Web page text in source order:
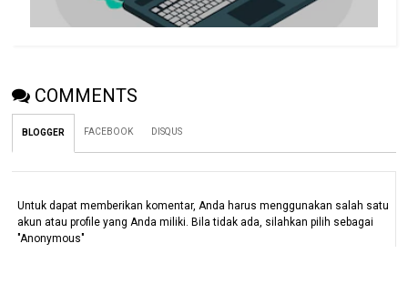
COMMENTS
BLOGGER FACEBOOK DISQUS
Untuk dapat memberikan komentar, Anda harus menggunakan salah satu
akun atau profile yang Anda miliki. Bila tidak ada, silahkan pilih sebagai
"Anonymous"